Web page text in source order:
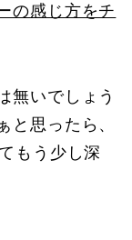
の感じ方をチ
無いでしょう
と思ったら、
もう少し深